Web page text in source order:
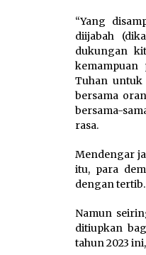
“Yang
diijabah
dukungan
kemampuan
Tuhan untuk
bersama
bersama-
rasa.
Mendengar
itu, para
dengan tertib.
Namun
ditiupkan
tahun 2023